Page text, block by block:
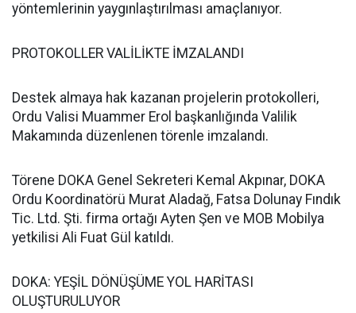
yöntemlerinin yaygınlaştırılması amaçlanıyor.
PROTOKOLLER VALİLİKTE İMZALANDI
Destek almaya hak kazanan projelerin protokolleri,
Ordu Valisi Muammer Erol başkanlığında Valilik
Makamında düzenlenen törenle imzalandı.
Törene DOKA Genel Sekreteri Kemal Akpınar, DOKA
Ordu Koordinatörü Murat Aladağ, Fatsa Dolunay Fındık
Tic. Ltd. Şti. firma ortağı Ayten Şen ve MOB Mobilya
yetkilisi Ali Fuat Gül katıldı.
DOKA: YEŞİL DÖNÜŞÜME YOL HARİTASI
OLUŞTURULUYOR